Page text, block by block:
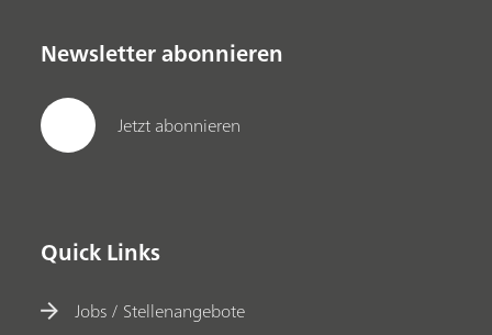
Newsletter abonnieren
Jetzt abonnieren
Quick Links
Jobs / Stellenangebote